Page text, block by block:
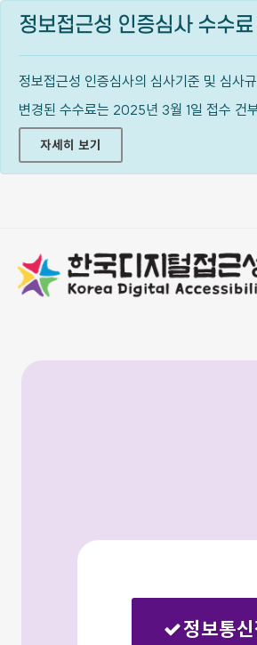
정보접근성 인증심사 수수
정보접근성 인증심사의 심사기준 및 심사
변경된 수수료는 2025년 3월 1일 접수 건
자세히 보기
정보통